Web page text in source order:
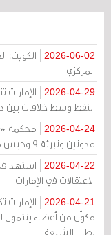
2026-06-02
الكويت:
المركزي
2026-04-29
النفط وسط خلافات بين
2026-04-24
مدونين وتبرئة 9 وحبس 18 متهماً بالتعاطف مع إيران
2026-04-22
استهداف
الاعتقالات في الإمارات
2026-04-21
مكوّن من أعضاء
يطال الشيعة